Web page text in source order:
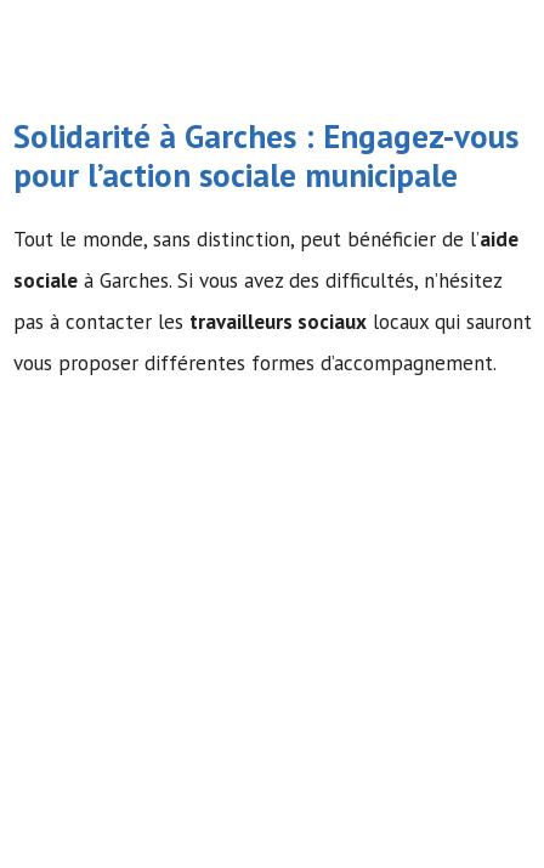
Solidarité à Garches : Engagez-vous
pour l’action sociale municipale
Tout le monde, sans distinction, peut bénéficier de l’aide
sociale à Garches. Si vous avez des difficultés, n’hésitez
pas à contacter les travailleurs sociaux locaux qui sauront
vous proposer différentes formes d’accompagnement.